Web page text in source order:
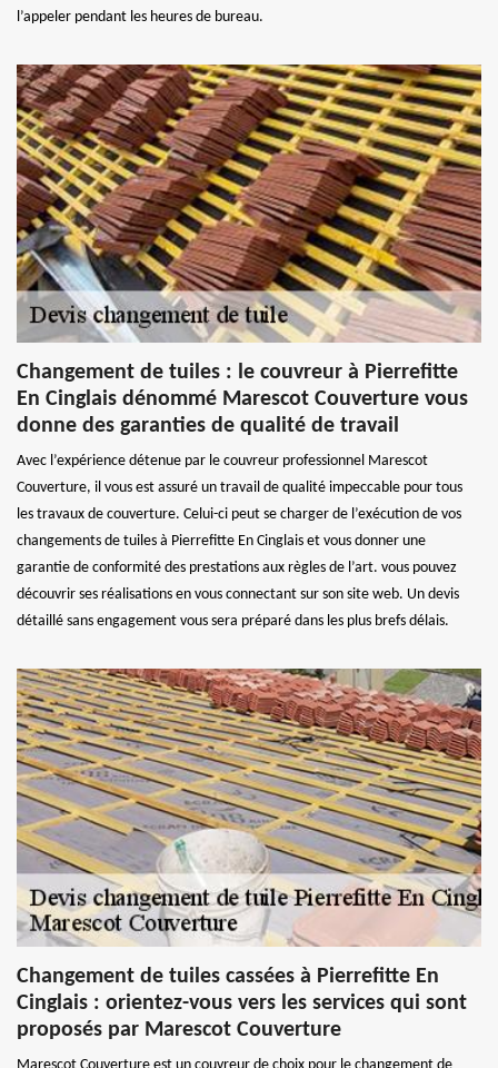
l’appeler pendant les heures de bureau.
Changement de tuiles : le couvreur à Pierrefitte
En Cinglais dénommé Marescot Couverture vous
donne des garanties de qualité de travail
Avec l’expérience détenue par le couvreur professionnel Marescot
Couverture, il vous est assuré un travail de qualité impeccable pour tous
les travaux de couverture. Celui-ci peut se charger de l’exécution de vos
changements de tuiles à Pierrefitte En Cinglais et vous donner une
garantie de conformité des prestations aux règles de l’art. vous pouvez
découvrir ses réalisations en vous connectant sur son site web. Un devis
détaillé sans engagement vous sera préparé dans les plus brefs délais.
Changement de tuiles cassées à Pierrefitte En
Cinglais : orientez-vous vers les services qui sont
proposés par Marescot Couverture